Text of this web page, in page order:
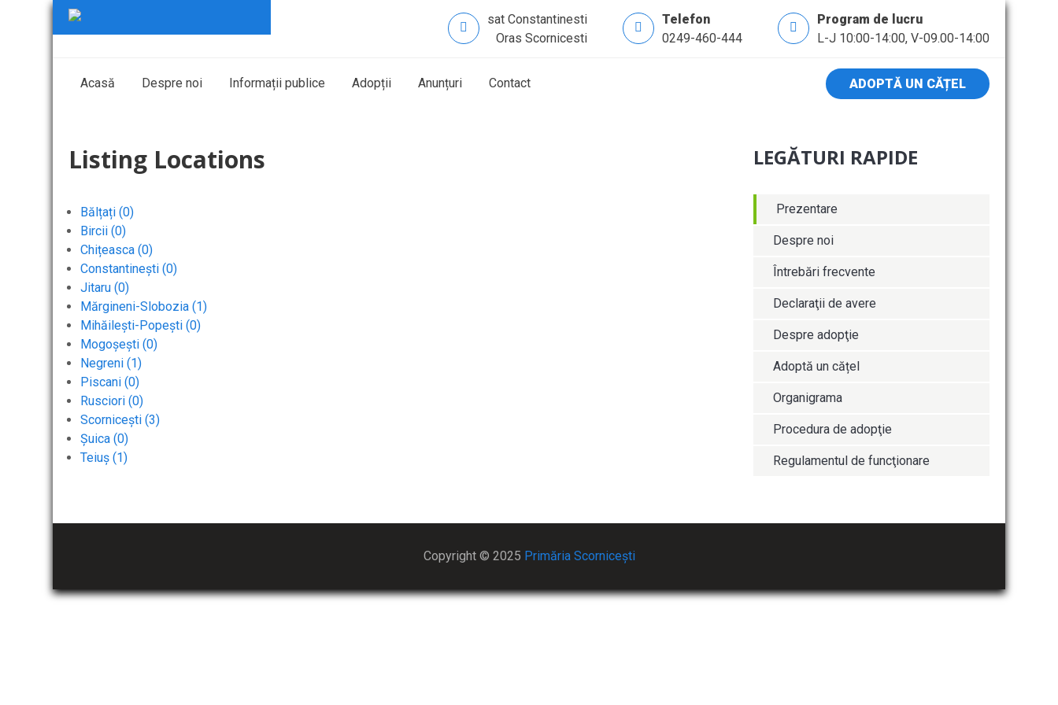
sat Constantinesti
Oras Scornicesti
Telefon
0249-460-444
Program de lucru
L-J 10:00-14:00, V-09.00-14:00
Acasă Despre noi Informații publice Adopții Anunțuri Contact ADOPTĂ UN CĂȚEL
Listing Locations
Bălțați (0)
Bircii (0)
Chițeasca (0)
Constantinești (0)
Jitaru (0)
Mărgineni-Slobozia (1)
Mihăilești-Popești (0)
Mogoșești (0)
Negreni (1)
Piscani (0)
Rusciori (0)
Scornicești (3)
Șuica (0)
Teiuș (1)
LEGĂTURI RAPIDE
Prezentare
Despre noi
Întrebări frecvente
Declaraţii de avere
Despre adopţie
Adoptă un cățel
Organigrama
Procedura de adopţie
Regulamentul de funcţionare
Copyright © 2025 Primăria Scornicești